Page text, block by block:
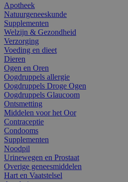
Apotheek
Natuurgeneeskunde
Supplementen
Welzijn & Gezondheid
Verzorging
Voeding en dieet
Dieren
Ogen en Oren
Oogdruppels allergie
Oogdruppels Droge Ogen
Oogdruppels Glaucoom
Ontsmetting
Middelen voor het Oor
Contraceptie
Condooms
Supplementen
Noodpil
Urinewegen en Prostaat
Overige geneesmiddelen
Hart en Vaatstelsel